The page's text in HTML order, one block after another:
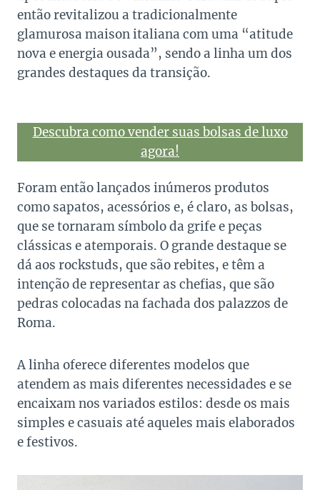
então revitalizou a tradicionalmente
glamurosa maison italiana com uma “atitude
nova e energia ousada”, sendo a linha um dos
grandes destaques da transição.
Descubra como vender suas bolsas de luxo
agora!
Foram então lançados inúmeros produtos
como sapatos, acessórios e, é claro, as bolsas,
que se tornaram símbolo da grife e peças
clássicas e atemporais. O grande destaque se
dá aos rockstuds, que são rebites, e têm a
intenção de representar as chefias, que são
pedras colocadas na fachada dos palazzos de
Roma.
A linha oferece diferentes modelos que
atendem as mais diferentes necessidades e se
encaixam nos variados estilos: desde os mais
simples e casuais até aqueles mais elaborados
e festivos.